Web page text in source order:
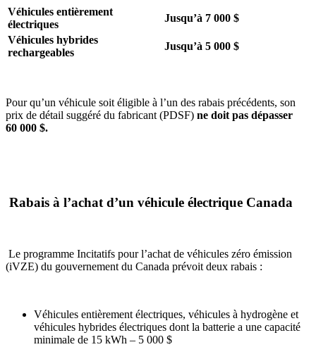
Véhicules entièrement
électriques
Jusqu’à 7 000 $
Véhicules hybrides
rechargeables
Jusqu’à 5 000 $
Pour qu’un véhicule soit éligible à l’un des rabais précédents, son
prix de détail suggéré du fabricant (PDSF) ne doit pas dépasser
60 000 $.
Rabais à l’achat d’un véhicule électrique Canada
Le programme Incitatifs pour l’achat de véhicules zéro émission
(iVZE) du gouvernement du Canada prévoit deux rabais :
Véhicules entièrement électriques, véhicules à hydrogène et
véhicules hybrides électriques dont la batterie a une capacité
minimale de 15 kWh – 5 000 $